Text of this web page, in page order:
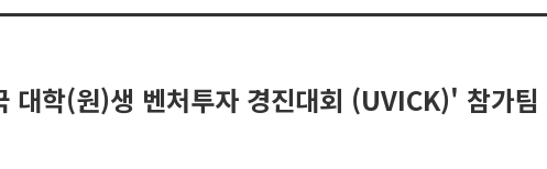
대학(원)생 벤처투자 경진대회 (UVICK)' 참가